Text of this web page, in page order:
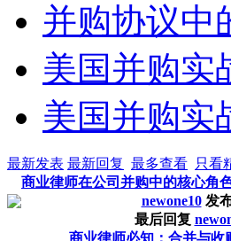
并购协议中
美国并购实
美国并购实
最新发表 最新回复 最多查看 只看
商业律师在公司并购中的核心角
newone10 发
最后回复
商业律师必知：合并与收